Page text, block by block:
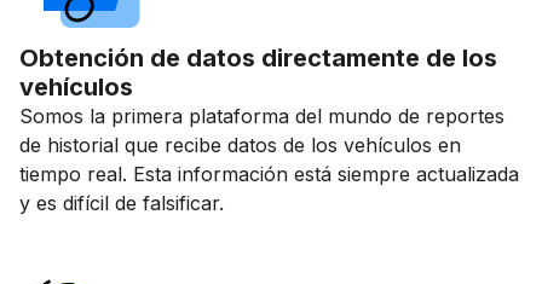
Obtención de datos directamente de los
vehículos
Somos la primera plataforma del mundo de reportes
de historial que recibe datos de los vehículos en
tiempo real. Esta información está siempre actualizada
y es difícil de falsificar.